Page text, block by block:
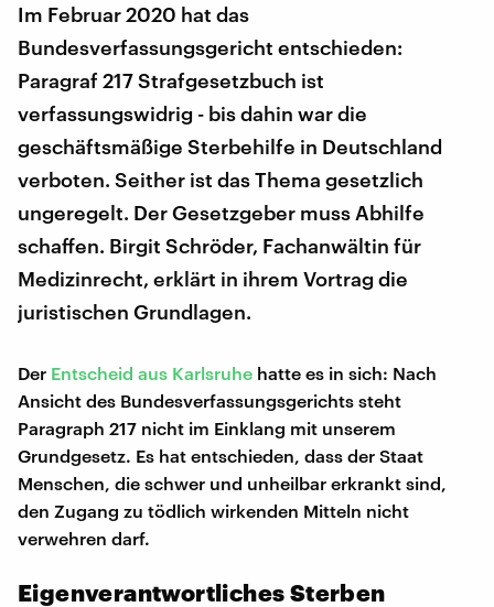
Im Februar 2020 hat das
Bundesverfassungsgericht entschieden:
Paragraf 217 Strafgesetzbuch ist
verfassungswidrig - bis dahin war die
geschäftsmäßige Sterbehilfe in Deutschland
verboten. Seither ist das Thema gesetzlich
ungeregelt. Der Gesetzgeber muss Abhilfe
schaffen. Birgit Schröder, Fachanwältin für
Medizinrecht, erklärt in ihrem Vortrag die
juristischen Grundlagen.
Der Entscheid aus Karlsruhe hatte es in sich: Nach
Ansicht des Bundesverfassungsgerichts steht
Paragraph 217 nicht im Einklang mit unserem
Grundgesetz. Es hat entschieden, dass der Staat
Menschen, die schwer und unheilbar erkrankt sind,
den Zugang zu tödlich wirkenden Mitteln nicht
verwehren darf.
Eigenverantwortliches Sterben